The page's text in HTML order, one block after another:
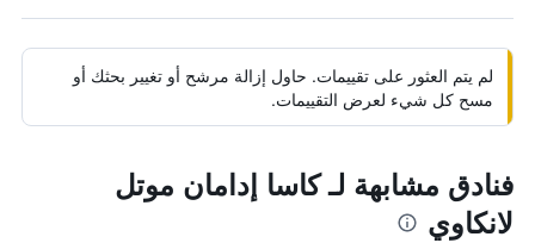
لم يتم العثور على تقييمات. حاول إزالة مرشح أو تغيير بحثك أو
مسح كل شيء لعرض التقييمات.
فنادق مشابهة لـ كاسا إدامان موتل
لانكاوي